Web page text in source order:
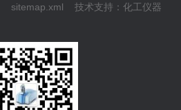
sitemap.xml 技术支持：化工仪器